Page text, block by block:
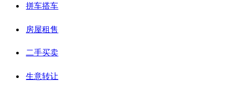
拼车搭车
房屋租售
二手买卖
生意转让